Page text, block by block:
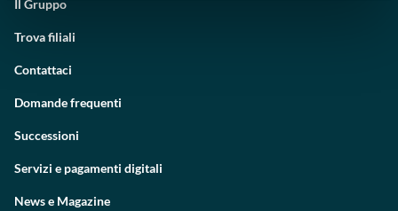
Il Gruppo
Trova filiali
Contattaci
Domande frequenti
Successioni
Servizi e pagamenti digitali
News e Magazine